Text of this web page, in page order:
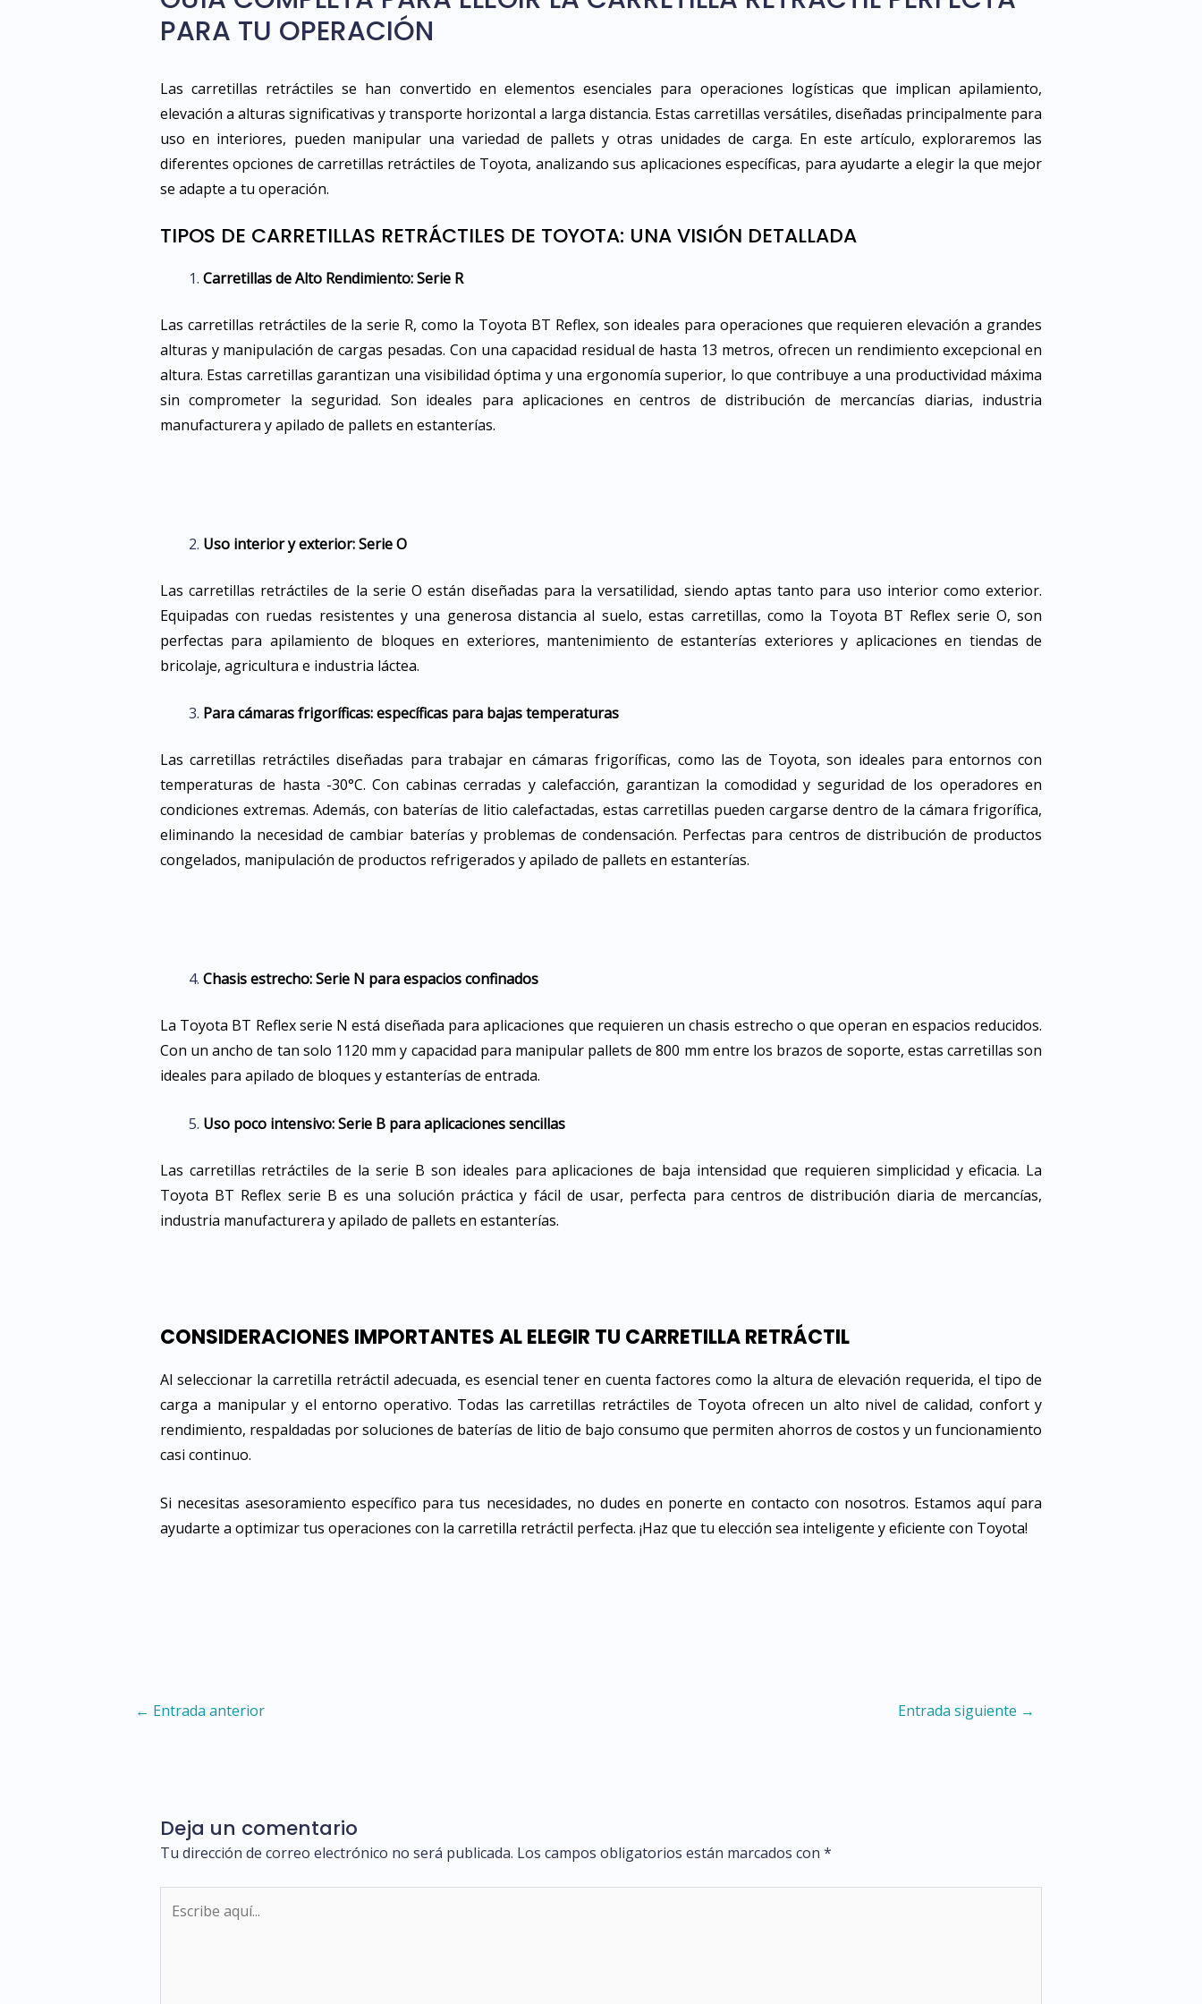
PARA TU OPERACIÓN
Las carretillas retráctiles se han convertido en elementos esenciales para operaciones logísticas que implican apilamiento,
elevación a alturas significativas y transporte horizontal a larga distancia. Estas carretillas versátiles, diseñadas principalmente para
uso en interiores, pueden manipular una variedad de pallets y otras unidades de carga. En este artículo, exploraremos las
diferentes opciones de carretillas retráctiles de Toyota, analizando sus aplicaciones específicas, para ayudarte a elegir la que mejor
se adapte a tu operación.
TIPOS DE CARRETILLAS RETRÁCTILES DE TOYOTA: UNA VISIÓN DETALLADA
Carretillas de Alto Rendimiento: Serie R
Las carretillas retráctiles de la serie R, como la Toyota BT Reflex, son ideales para operaciones que requieren elevación a grandes
alturas y manipulación de cargas pesadas. Con una capacidad residual de hasta 13 metros, ofrecen un rendimiento excepcional en
altura. Estas carretillas garantizan una visibilidad óptima y una ergonomía superior, lo que contribuye a una productividad máxima
sin comprometer la seguridad. Son ideales para aplicaciones en centros de distribución de mercancías diarias, industria
manufacturera y apilado de pallets en estanterías.
Uso interior y exterior: Serie O
Las carretillas retráctiles de la serie O están diseñadas para la versatilidad, siendo aptas tanto para uso interior como exterior.
Equipadas con ruedas resistentes y una generosa distancia al suelo, estas carretillas, como la Toyota BT Reflex serie O, son
perfectas para apilamiento de bloques en exteriores, mantenimiento de estanterías exteriores y aplicaciones en tiendas de
bricolaje, agricultura e industria láctea.
Para cámaras frigoríficas: específicas para bajas temperaturas
Las carretillas retráctiles diseñadas para trabajar en cámaras frigoríficas, como las de Toyota, son ideales para entornos con
temperaturas de hasta -30°C. Con cabinas cerradas y calefacción, garantizan la comodidad y seguridad de los operadores en
condiciones extremas. Además, con baterías de litio calefactadas, estas carretillas pueden cargarse dentro de la cámara frigorífica,
eliminando la necesidad de cambiar baterías y problemas de condensación. Perfectas para centros de distribución de productos
congelados, manipulación de productos refrigerados y apilado de pallets en estanterías.
Chasis estrecho: Serie N para espacios confinados
La Toyota BT Reflex serie N está diseñada para aplicaciones que requieren un chasis estrecho o que operan en espacios reducidos.
Con un ancho de tan solo 1120 mm y capacidad para manipular pallets de 800 mm entre los brazos de soporte, estas carretillas son
ideales para apilado de bloques y estanterías de entrada.
Uso poco intensivo: Serie B para aplicaciones sencillas
Las carretillas retráctiles de la serie B son ideales para aplicaciones de baja intensidad que requieren simplicidad y eficacia. La
Toyota BT Reflex serie B es una solución práctica y fácil de usar, perfecta para centros de distribución diaria de mercancías,
industria manufacturera y apilado de pallets en estanterías.
CONSIDERACIONES IMPORTANTES AL ELEGIR TU CARRETILLA RETRÁCTIL
Al seleccionar la carretilla retráctil adecuada, es esencial tener en cuenta factores como la altura de elevación requerida, el tipo de
carga a manipular y el entorno operativo. Todas las carretillas retráctiles de Toyota ofrecen un alto nivel de calidad, confort y
rendimiento, respaldadas por soluciones de baterías de litio de bajo consumo que permiten ahorros de costos y un funcionamiento
casi continuo.
Si necesitas asesoramiento específico para tus necesidades, no dudes en ponerte en contacto con nosotros. Estamos aquí para
ayudarte a optimizar tus operaciones con la carretilla retráctil perfecta. ¡Haz que tu elección sea inteligente y eficiente con Toyota!
Navegación
← Entrada anterior Entrada siguiente →
Deja un comentario
Tu dirección de correo electrónico no será publicada. Los campos obligatorios están marcados con *